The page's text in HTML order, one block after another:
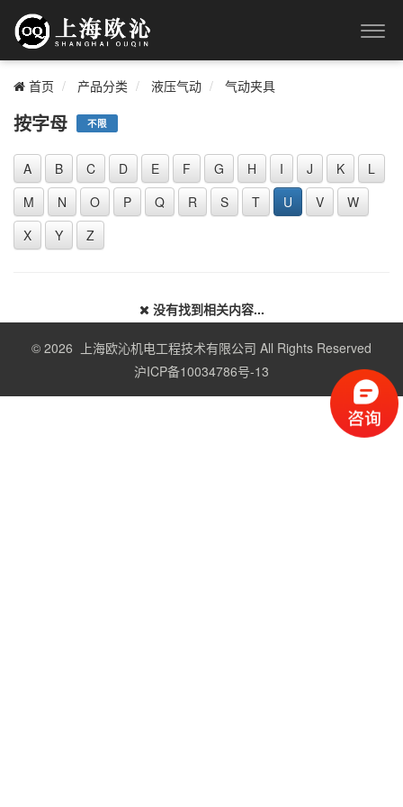
首页 产品分类 液压气动 气动夹具
按字母 不限
A B C D E F G H I J K
L
M
N O P Q R S T U V
W
X
Y Z
没有找到相关内容...
© 2026 上海欧沁机电工程技术有限公司 All Rights Reserved
沪ICP备10034786号-13